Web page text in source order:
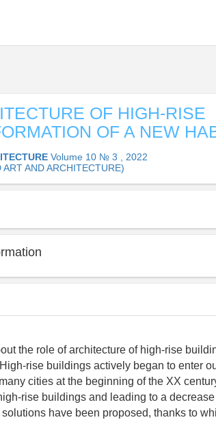
OF HIGH-RISE
OF A NEW
Volume 10 № 3 , 2022
AND ARCHITECTURE)
the role of architecture of high-rise
rise buildings actively began to enter
cities at the beginning of the XX
rise buildings and leading to a
have been proposed, thanks to